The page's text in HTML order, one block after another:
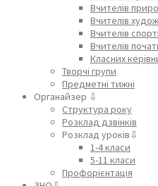
Вчителів
Вчителів
Вчителів
Вчителів
Класних
Творчі групи
Предметні тижні
Органайзер ⇩
Структура року
Розклад дзвінків
Розклад уроків⇩
1-4 класи
5-11 класи
Профорієнтація